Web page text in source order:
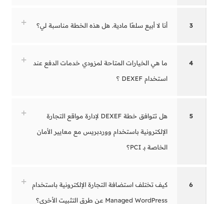
3 أنا لا أبيع سلعًا مادية. هل هذه الخطة مناسبة لي؟
4
ما هي الخيارات المتاحة لمزودي خدمات الدفع عند
استخدام DEXEF ؟
5
هل تتوافق خطة DEXEF لإدارة مواقع التجارة
الإلكترونية باستخدام ووردبريس مع معايير الأمان
الخاصة بـ PCI؟
6
كيف تختلف استضافة التجارة الإلكترونية باستخدام
Managed WordPress عن طرق التثبيت الأخرى؟